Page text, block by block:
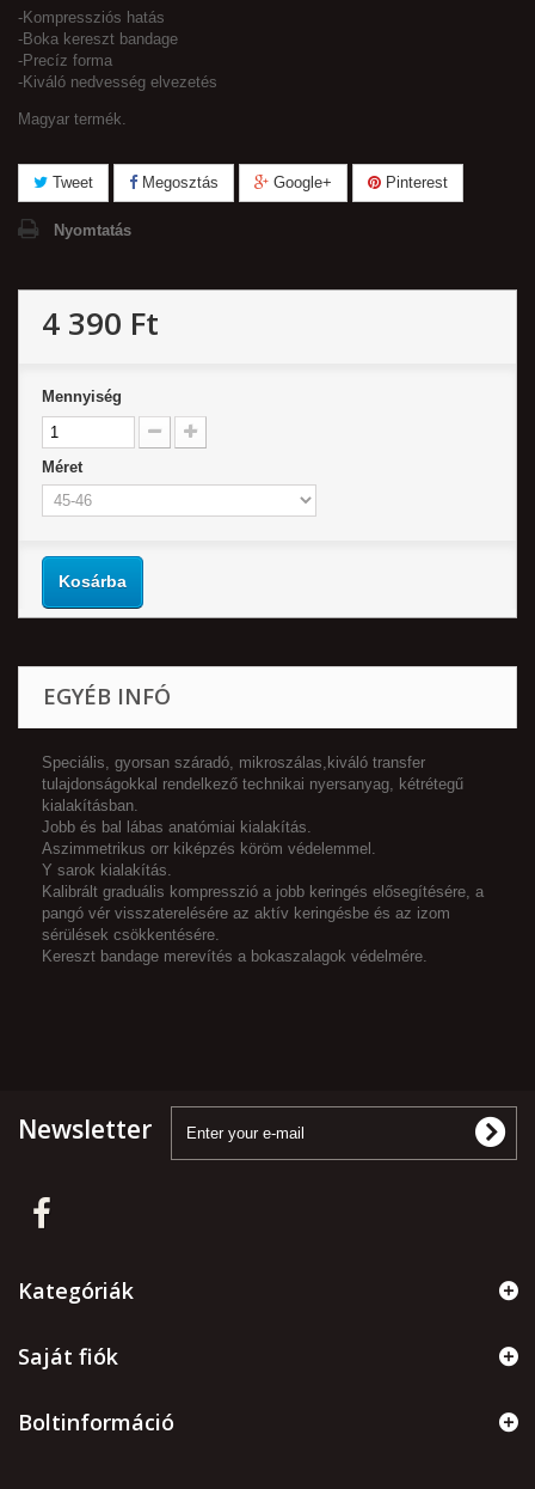
-Kompressziós hatás
-Boka kereszt bandage
-Precíz forma
-Kiváló nedvesség elvezetés
Magyar termék.
Tweet Megosztás Google+ Pinterest
Nyomtatás
4 390 Ft‎
Mennyiség
Méret
Kosárba
EGYÉB INFÓ
Speciális, gyorsan száradó, mikroszálas,kiváló transfer
tulajdonságokkal rendelkező technikai nyersanyag, kétrétegű
kialakításban.
Jobb és bal lábas anatómiai kialakítás.
Aszimmetrikus orr kiképzés köröm védelemmel.
Y sarok kialakítás.
Kalibrált graduális kompresszió a jobb keringés elősegítésére, a
pangó vér visszaterelésére az aktív keringésbe és az izom
sérülések csökkentésére.
Kereszt bandage merevítés a bokaszalagok védelmére.
Newsletter
Kategóriák
Saját fiók
Boltinformáció